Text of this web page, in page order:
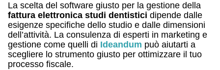
La scelta del software giusto per la gestione della
fattura elettronica studi dentistici dipende dalle
esigenze specifiche dello studio e dalle dimensioni
dell’attività. La consulenza di esperti in marketing e
gestione come quelli di Ideandum può aiutarti a
scegliere lo strumento giusto per ottimizzare il tuo
processo fiscale.